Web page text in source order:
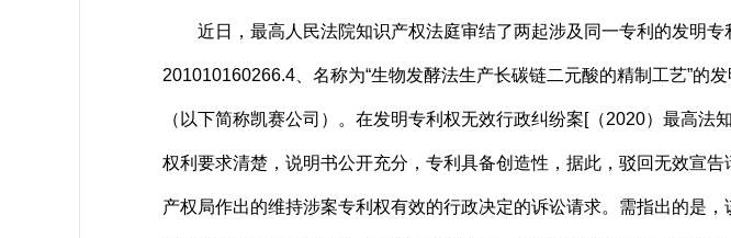
近日，最高人民法院知识产权法庭审结了两起涉及同一专利的发明专
201010160266.4、名称为“生物发酵法生产长碳链二元酸的精制工艺”的
（以下简称凯赛公司）。在发明专利权无效行政纠纷案[（2020）最高法
权利要求清楚，说明书公开充分，专利具备创造性，据此，驳回无效宣
产权局作出的维持涉案专利权有效的行政决定的诉讼请求。需指出的是